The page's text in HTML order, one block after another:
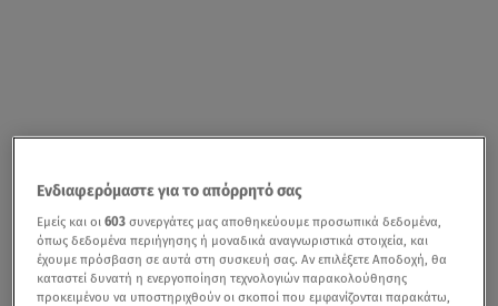
Ενδιαφερόμαστε για το απόρρητό σας
Εμείς και οι603 συνεργάτες μας αποθηκεύουμε προσωπικά δεδομένα,
όπως δεδομένα περιήγησης ή μοναδικά αναγνωριστικά στοιχεία, και
έχουμε πρόσβαση σε αυτά στη συσκευή σας. Αν επιλέξετε Αποδοχή, θα
καταστεί δυνατή η ενεργοποίηση τεχνολογιών παρακολούθησης
προκειμένου να υποστηριχθούν οι σκοποί που εμφανίζονται παρακάτω,